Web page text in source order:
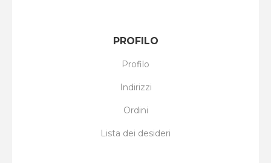
PROFILO
Profilo
Indirizzi
Ordini
Lista dei desideri